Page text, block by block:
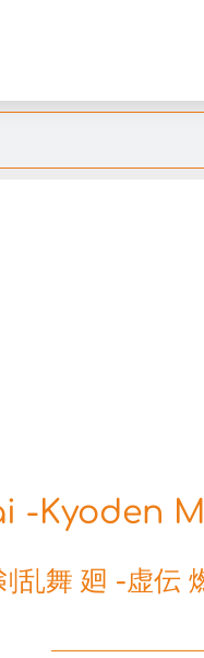
-Kyoden
乱舞 廻 -虚伝